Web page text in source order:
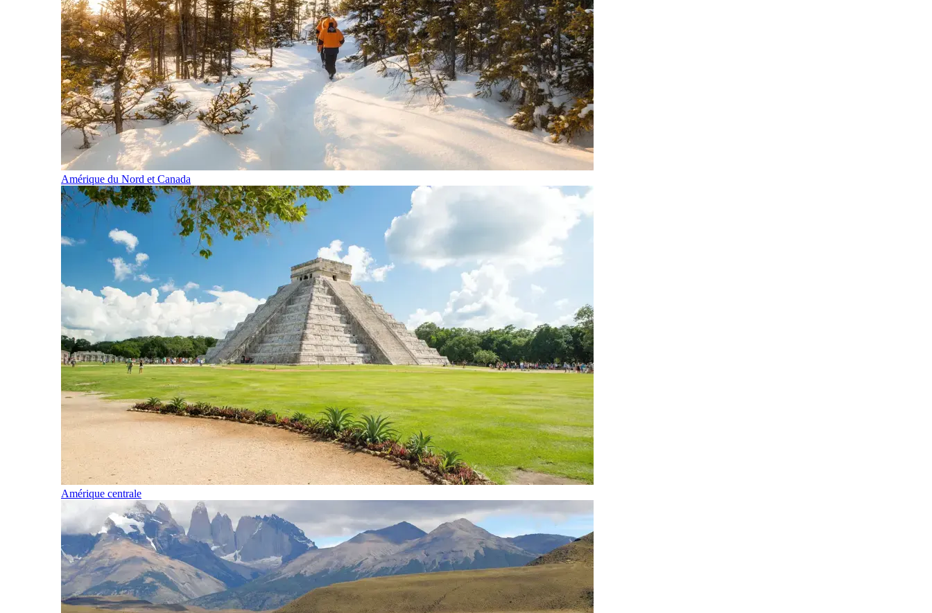
Amérique du Nord et Canada
Amérique centrale